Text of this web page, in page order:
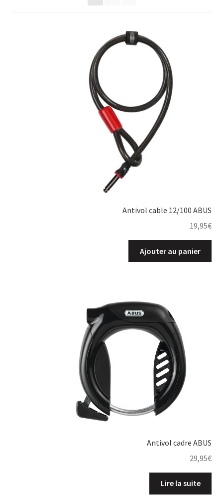
Politique de cookies (UE)
Antivol cable 12/100 ABUS
19,95€
Ajouter au panier
Antivol cadre ABUS
29,95€
Lire la suite